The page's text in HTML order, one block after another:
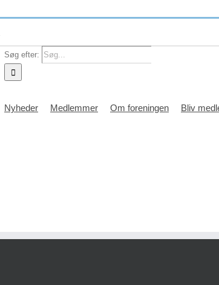
Søg efter:
Nyheder Medlemmer Om foreningen Bliv